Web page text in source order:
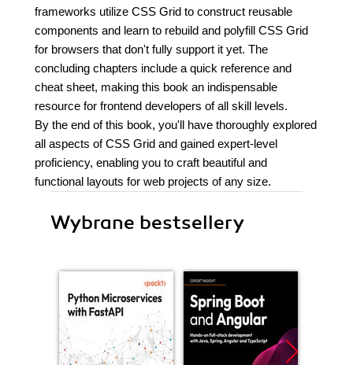
frameworks utilize CSS Grid to construct reusable
components and learn to rebuild and polyfill CSS Grid
for browsers that don't fully support it yet. The
concluding chapters include a quick reference and
cheat sheet, making this book an indispensable
resource for frontend developers of all skill levels.
By the end of this book, you'll have thoroughly explored
all aspects of CSS Grid and gained expert-level
proficiency, enabling you to craft beautiful and
functional layouts for web projects of any size.
Wybrane bestsellery